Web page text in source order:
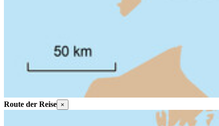
Route der Reise ×